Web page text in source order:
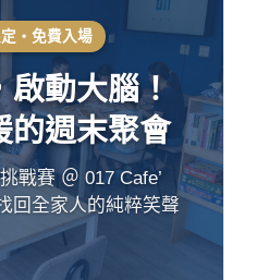
・免費入場
啟動大腦！
的週末聚會
戰賽 ＠ 017 Cafe’
回全家人的純粹笑聲